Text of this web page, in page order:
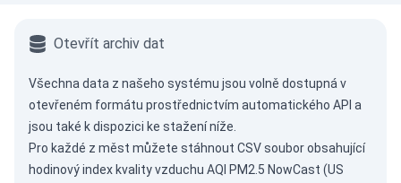
Otevřít archiv dat
Všechna data z našeho systému jsou volně dostupná v
otevřeném formátu prostřednictvím automatického API a
jsou také k dispozici ke stažení níže.
Pro každé z měst můžete stáhnout CSV soubor obsahující
hodinový index kvality vzduchu AQI PM2.5 NowCast (US